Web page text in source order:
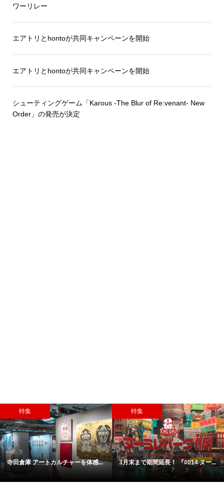
ワーリレー
エアトリとhontoが共同キャンペーンを開始
エアトリとhontoが共同キャンペーンを開始
シューティングゲーム「Karous -The Blur of Re:venant- New
Order」の発売が決定
特集
寺田倉庫 アートカルチャーを体感...
特集
3月末まで期間延長！ 『#014 ヌー...